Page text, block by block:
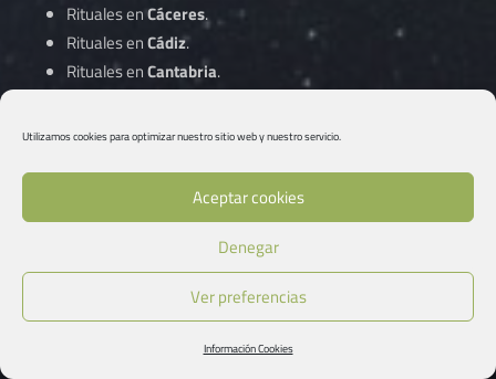
Utilizamos cookies para optimizar nuestro sitio web y nuestro servicio.
Aceptar cookies
Denegar
Ver preferencias
Información Cookies
Rituales enCáceres.
Rituales enCádiz.
Rituales enCantabria.
Rituales enCiudad Real.
Gipuzkoa.
Rituales enGirona.
Granada.